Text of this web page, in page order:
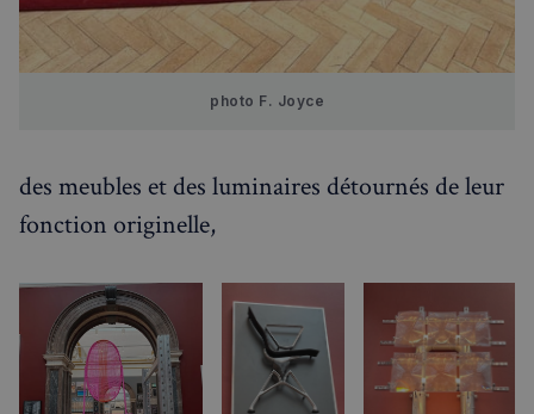
photo F. Joyce
des meubles et des luminaires détournés de leur
fonction originelle,